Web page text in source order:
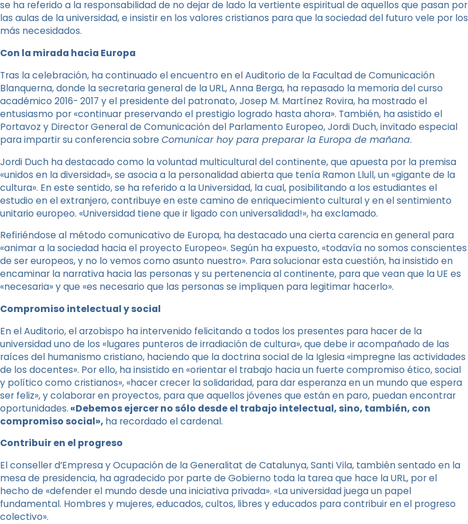
se ha referido a la responsabilidad de no dejar de lado la vertiente espiritual de aquellos que pasan por
las aulas de la universidad, e insistir en los valores cristianos para que la sociedad del futuro vele por los
más necesidados.
Con la mirada hacia Europa
Tras la celebración, ha continuado el encuentro en el Auditorio de la Facultad de Comunicación
Blanquerna, donde la secretaria general de la URL, Anna Berga, ha repasado la memoria del curso
académico 2016- 2017 y el presidente del patronato, Josep M. Martínez Rovira, ha mostrado el
entusiasmo por «continuar preservando el prestigio logrado hasta ahora». También, ha asistido el
Portavoz y Director General de Comunicación del Parlamento Europeo, Jordi Duch, invitado especial
para impartir su conferencia sobre Comunicar hoy para preparar la Europa de mañana.
Jordi Duch ha destacado como la voluntad multicultural del continente, que apuesta por la premisa
«unidos en la diversidad», se asocia a la personalidad abierta que tenía Ramon Llull, un «gigante de la
cultura». En este sentido, se ha referido a la Universidad, la cual, posibilitando a los estudiantes el
estudio en el extranjero, contribuye en este camino de enriquecimiento cultural y en el sentimiento
unitario europeo. «Universidad tiene que ir ligado con universalidad!», ha exclamado.
Refiriéndose al método comunicativo de Europa, ha destacado una cierta carencia en general para
«animar a la sociedad hacia el proyecto Europeo». Según ha expuesto, «todavía no somos conscientes
de ser europeos, y no lo vemos como asunto nuestro». Para solucionar esta cuestión, ha insistido en
encaminar la narrativa hacia las personas y su pertenencia al continente, para que vean que la UE es
«necesaria» y que «es necesario que las personas se impliquen para legitimar hacerlo».
Compromiso intelectual y social
En el Auditorio, el arzobispo ha intervenido felicitando a todos los presentes para hacer de la
universidad uno de los «lugares punteros de irradiación de cultura», que debe ir acompañado de las
raíces del humanismo cristiano, haciendo que la doctrina social de la Iglesia «impregne las actividades
de los docentes». Por ello, ha insistido en «orientar el trabajo hacia un fuerte compromiso ético, social
y político como cristianos», «hacer crecer la solidaridad, para dar esperanza en un mundo que espera
ser feliz», y colaborar en proyectos, para que aquellos jóvenes que están en paro, puedan encontrar
oportunidades. «Debemos ejercer no sólo desde el trabajo intelectual, sino, también, con
compromiso social», ha recordado el cardenal.
Contribuir en el progreso
El conseller d’Empresa y Ocupación de la Generalitat de Catalunya, Santi Vila, también sentado en la
mesa de presidencia, ha agradecido por parte de Gobierno toda la tarea que hace la URL, por el
hecho de «defender el mundo desde una iniciativa privada». «La universidad juega un papel
fundamental. Hombres y mujeres, educados, cultos, libres y educados para contribuir en el progreso
colectivo».